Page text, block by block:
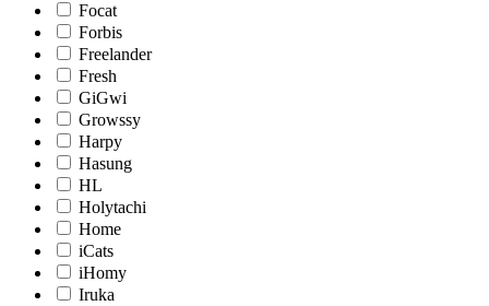
Focat
Forbis
Freelander
Fresh
GiGwi
Growssy
Harpy
Hasung
HL
Holytachi
Home
iCats
iHomy
Iruka